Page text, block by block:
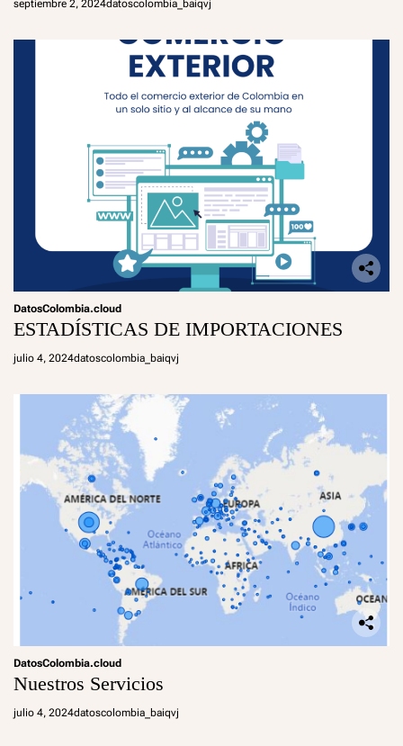
septiembre 2, 2024datoscolombia_baiqvj
DatosColombia.cloud
ESTADÍSTICAS DE IMPORTACIONES
julio 4, 2024datoscolombia_baiqvj
DatosColombia.cloud
Nuestros Servicios
julio 4, 2024datoscolombia_baiqvj